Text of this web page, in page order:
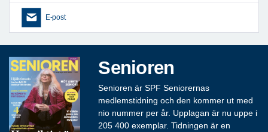
E-post
Senioren
Senioren är SPF Seniorernas
medlemstidning och den kommer ut med
nio nummer per år. Upplagan är nu uppe i
205 400 exemplar. Tidningen är en